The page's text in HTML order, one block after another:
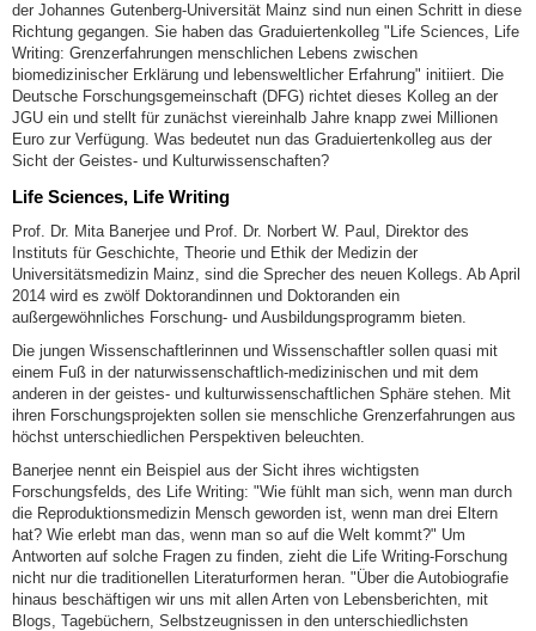
der Johannes Gutenberg-Universität Mainz sind nun einen Schritt in diese
Richtung gegangen. Sie haben das Graduiertenkolleg "Life Sciences, Life
Writing: Grenzerfahrungen menschlichen Lebens zwischen
biomedizinischer Erklärung und lebensweltlicher Erfahrung" initiiert. Die
Deutsche Forschungsgemeinschaft (DFG) richtet dieses Kolleg an der
JGU ein und stellt für zunächst viereinhalb Jahre knapp zwei Millionen
Euro zur Verfügung. Was bedeutet nun das Graduiertenkolleg aus der
Sicht der Geistes- und Kulturwissenschaften?
Life Sciences, Life Writing
Prof. Dr. Mita Banerjee und Prof. Dr. Norbert W. Paul, Direktor des
Instituts für Geschichte, Theorie und Ethik der Medizin der
Universitätsmedizin Mainz, sind die Sprecher des neuen Kollegs. Ab April
2014 wird es zwölf Doktorandinnen und Doktoranden ein
außergewöhnliches Forschung- und Ausbildungsprogramm bieten.
Die jungen Wissenschaftlerinnen und Wissenschaftler sollen quasi mit
einem Fuß in der naturwissenschaftlich-medizinischen und mit dem
anderen in der geistes- und kulturwissenschaftlichen Sphäre stehen. Mit
ihren Forschungsprojekten sollen sie menschliche Grenzerfahrungen aus
höchst unterschiedlichen Perspektiven beleuchten.
Banerjee nennt ein Beispiel aus der Sicht ihres wichtigsten
Forschungsfelds, des Life Writing: "Wie fühlt man sich, wenn man durch
die Reproduktionsmedizin Mensch geworden ist, wenn man drei Eltern
hat? Wie erlebt man das, wenn man so auf die Welt kommt?" Um
Antworten auf solche Fragen zu finden, zieht die Life Writing-Forschung
nicht nur die traditionellen Literaturformen heran. "Über die Autobiografie
hinaus beschäftigen wir uns mit allen Arten von Lebensberichten, mit
Blogs, Tagebüchern, Selbstzeugnissen in den unterschiedlichsten